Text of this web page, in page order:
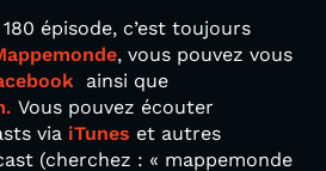
épisode, c’est toujours
, vous pouvez vous
ainsi que
Vous pouvez écouter
via iTunes et autres
(cherchez : « mappemonde